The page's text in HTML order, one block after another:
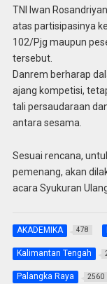
TNI Iwan
atas partisipasinya
102/Pjg maupun
tersebut.
Danrem berharap
ajang kompetisi,
tali persaudaraan
antara sesama.
Sesuai rencana,
pemenang, akan
acara Syukuran
AKADEMIKA 478
Kalimantan Tengah
Palangka Raya 2560